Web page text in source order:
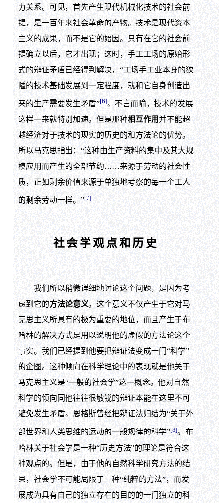
力关系。可见，首先产生现代机械化技术的社会前
提，是一百年来社会革命的产物。技术是现代资本
主义的成果，而不是它的始因。只有在它的社会前
提确立以后，它才出现；这时，手工工场的原始形
式的辩证矛盾已经得到解决，“工场手工业本身的狭
隘的技术基础发展到一定程度，就和它自身创造出
来的生产需要发生矛盾”[6]。不言而喻，技术的发展
这样一来就特别加速。但是那种相互作用并不能超
越经济对于技术的现实的历史的和方法论的优势。
所以马克思指出：“这种由生产资料的集中及其大规
模应用而产生的全部节约……来源于劳动的社会性
质，正如剩余价值来源于单独地考察的每一个工人
的剩余劳动一样。”[7]
社会学观点和历史
我们所以稍微详细地讨论这个问题，是因为考
虑到它的方法论意义。这个意义不仅产生于它对马
克思主义所具有的极为重要的地位，而且产生于布
哈林的解决方式是用以说明他的虚假的方法论这个
事实。我们已经提到他要把辩证法变成一门“科学”
的企图。这种倾向在科学理论中的表现就是他关于
马克思主义是“一般的社会学”这一概念。他对自然
科学的倾向同他往往很敏锐的辩证本能在这里不可
避免发生矛盾。恩格斯曾经把辩证法归结为“关于外
部世界和人类思维的运动的一般规律的科学”[8]。布
哈林关于社会学是一种“历史方法”的理论是符合这
种观点的。但是，由于他的自然科学研究方法的结
果，社会学不可能局限于一种“纯粹的方法”，而发
展成为具有自己的独立存在的目的的一门独立的科